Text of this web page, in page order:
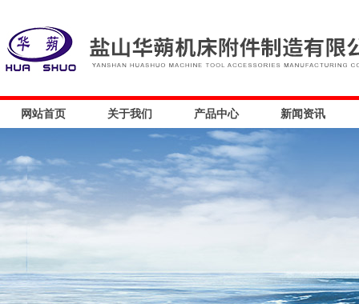
网站首页 关于我们 产品中心 新闻资讯